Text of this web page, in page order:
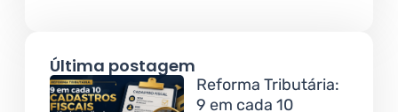
Última postagem
Reforma Tributária:
9 em cada 10